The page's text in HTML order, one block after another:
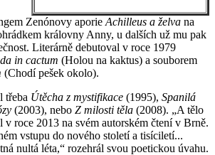
Zenónovy aporie Achilleus a želva na
královny Anny, u dalších už mu pak
Literárně debutoval v roce 1979
in cactum (Holou na kaktus) a souborem
(Chodí pešek okolo).
třeba Útěcha z mystifikace (1995), Spanilá
(2003), nebo Z milosti těla (2008). „A tělo
v roce 2013 na svém autorském čtení v Brně.
vstupu do nového století a tisíciletí...
nultá léta,“ rozehrál svou poetickou úvahu.